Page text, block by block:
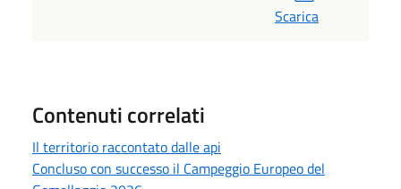
Scarica
Contenuti correlati
Il territorio raccontato dalle api
Concluso con successo il Campeggio Europeo del